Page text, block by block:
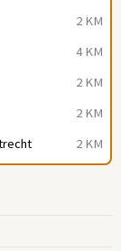
2 KM
4 KM
2 KM
2 KM
2 KM